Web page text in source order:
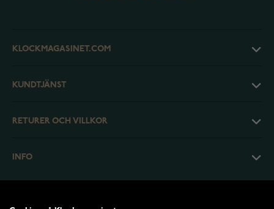
KLOCKMAGASINET.COM
KUNDTJÄNST
RETURER OCH VILLKOR
INFO